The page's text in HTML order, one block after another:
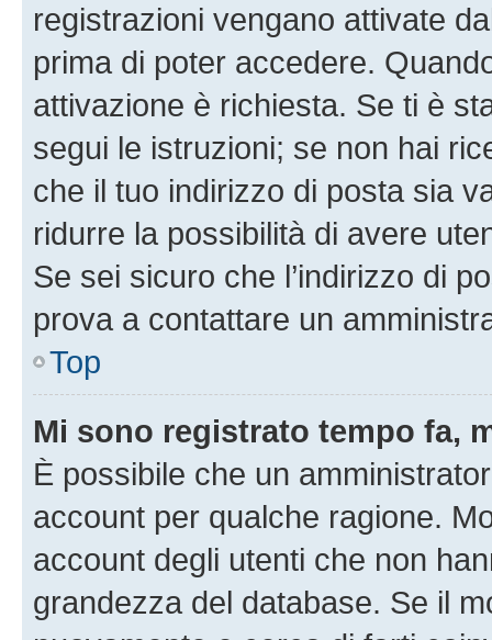
registrazioni vengano attivate
prima di poter accedere.
attivazione è richiesta. Se ti è
segui le istruzioni; se non hai
che il tuo indirizzo di posta sia
ridurre la possibilità di avere
Se sei sicuro che l’indirizzo di
prova a contattare un
Top
Mi sono registrato tempo fa,
È possibile che un
account per qualche ragione.
account degli utenti che non
grandezza del database. Se il